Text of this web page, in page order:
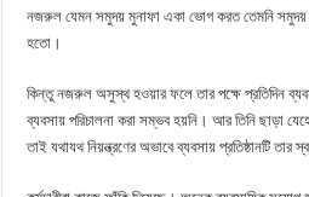
নজরুল যেমন সমুদয় মুনাফা একা ভোগ করত তেমনি সমুদয়
হতো।
কিন্তু নজরুল অসুস্থ হওয়ার ফলে তার পক্ষে প্রতিদিন
ব্যবসায় পরিচালনা করা সম্ভব হয়নি। আর তিনি ছাড়া
তাই যথাযথ নিয়ন্ত্রণের অভাবে ব্যবসায় প্রতিষ্ঠানটি তার